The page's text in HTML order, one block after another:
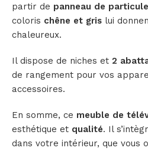
partir de panneau de
coloris chêne et gris lui
chaleureux.
Il dispose de niches et 2
de rangement pour vos
accessoires.
En somme, ce meuble de
esthétique et qualité. Il
dans votre intérieur, que vous